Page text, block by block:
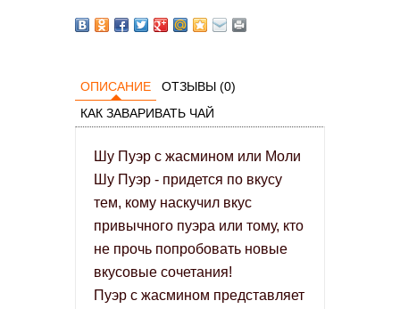
ОПИСАНИЕ
ОТЗЫВЫ (0)
КАК ЗАВАРИВАТЬ ЧАЙ
Шу Пуэр с жасмином или Моли
Шу Пуэр - придется по вкусу
тем, кому наскучил вкус
привычного пуэра или тому, кто
не прочь попробовать новые
вкусовые сочетания!
Пуэр с жасмином представляет